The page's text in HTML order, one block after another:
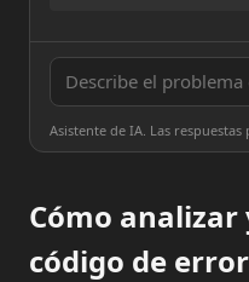
Asistente de IA. Las
Cómo
código de